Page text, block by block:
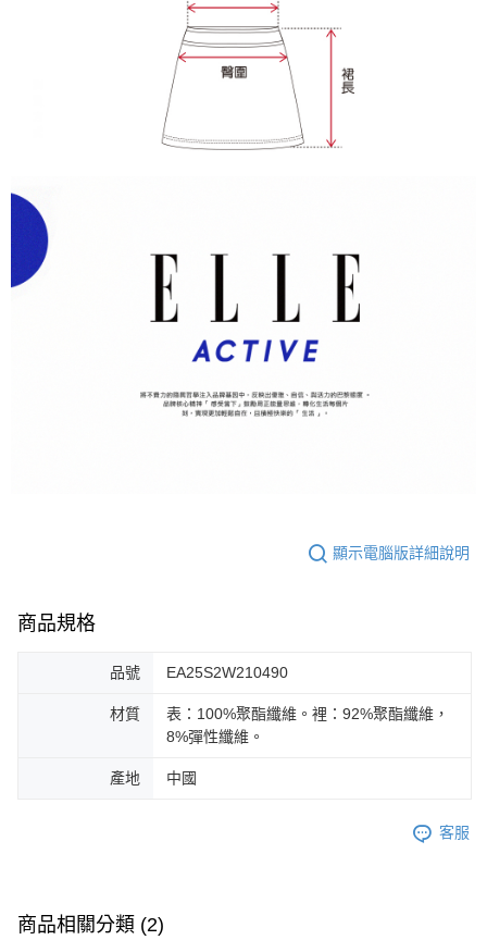
顯示電腦版詳細說明
商品規格
品號 EA25S2W210490
材質
表：100%聚酯纖維。裡：92%聚酯纖維，
8%彈性纖維。
產地 中國
客服
商品相關分類 (2)